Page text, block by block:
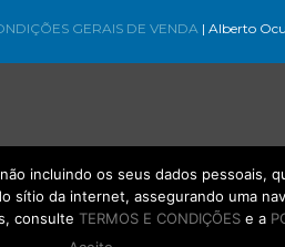
GERAIS DE VENDA | Alberto
incluindo os seus dados pessoais,
da internet, assegurando uma
consulte TERMOS E CONDIÇÕESe a